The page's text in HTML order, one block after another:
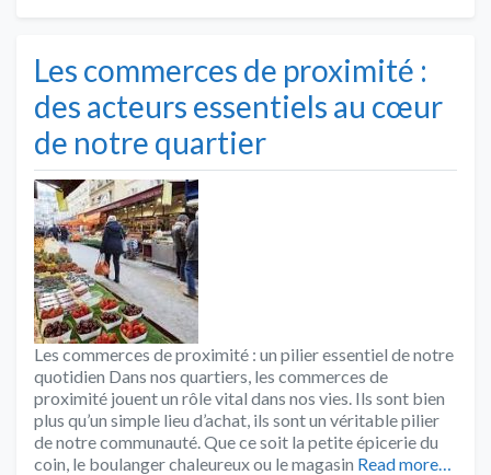
Les commerces de proximité :
des acteurs essentiels au cœur
de notre quartier
Les commerces de proximité : un pilier essentiel de notre
quotidien Dans nos quartiers, les commerces de
proximité jouent un rôle vital dans nos vies. Ils sont bien
plus qu’un simple lieu d’achat, ils sont un véritable pilier
de notre communauté. Que ce soit la petite épicerie du
coin, le boulanger chaleureux ou le magasin Read more…